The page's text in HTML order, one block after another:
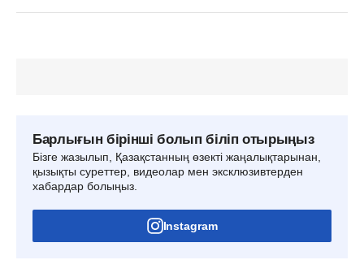
Барлығын бірінші болып біліп отырыңыз
Бізге жазылып, Қазақстанның өзекті жаңалықтарынан,
қызықты суреттер, видеолар мен эксклюзивтерден
хабардар болыңыз.
Instagram